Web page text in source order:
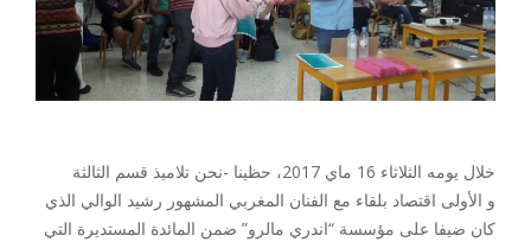
و الأولى اقتصاد بلقاء مع الفنان المغربي المشهور رشيد الوالي الذي
كان ضيفا على مؤسسة “اندري مالرو” ضمن المائدة المستديرة التي